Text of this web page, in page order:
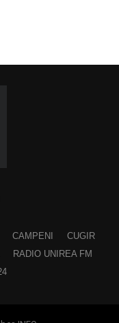
CAMPENI
CUGIR
RADIO UNIREA FM